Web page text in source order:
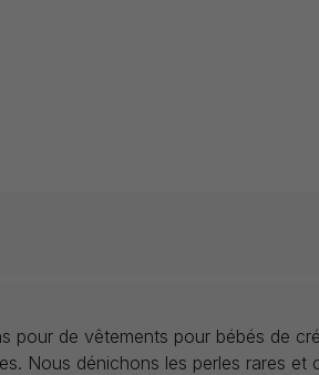
pour de vêtements pour bébés de
Nous dénichons les perles rares et